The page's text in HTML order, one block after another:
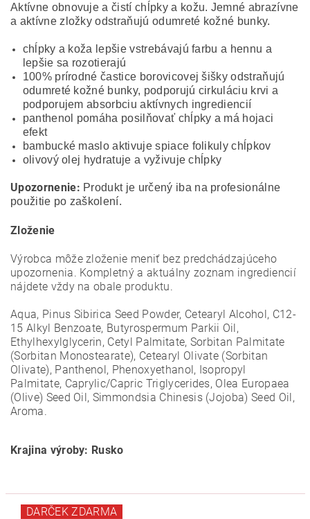
Aktívne obnovuje a čistí chĺpky a kožu. Jemné abrazívne
a aktívne zložky odstraňujú odumreté kožné bunky.
chĺpky a koža lepšie vstrebávajú farbu a hennu a
lepšie sa rozotierajú
100% prírodné častice borovicovej šišky odstraňujú
odumreté kožné bunky, podporujú cirkuláciu krvi a
podporujem absorbciu aktívnych ingrediencií
panthenol pomáha posilňovať chĺpky a má hojaci
efekt
bambucké maslo aktivuje spiace folikuly chĺpkov
olivový olej hydratuje a vyživuje chĺpky
Upozornenie: Produkt je určený iba na profesionálne
použitie po zaškolení.
Zloženie
Výrobca môže zloženie meniť bez predchádzajúceho
upozornenia. Kompletný a aktuálny zoznam ingrediencií
nájdete vždy na obale produktu.
Aqua, Pinus Sibirica Seed Powder, Cetearyl Alcohol, C12-
15 Alkyl Benzoate, Butyrospermum Parkii Oil,
Ethylhexylglycerin, Cetyl Palmitate, Sorbitan Palmitate
(Sorbitan Monostearate), Cetearyl Olivate (Sorbitan
Olivate), Panthenol, Phenoxyethanol, Isopropyl
Palmitate, Caprylic/Capric Triglycerides, Olea Europaea
(Olive) Seed Oil, Simmondsia Chinesis (Jojoba) Seed Oil,
Aroma.
Krajina výroby: Rusko
DARČEK ZDARMA